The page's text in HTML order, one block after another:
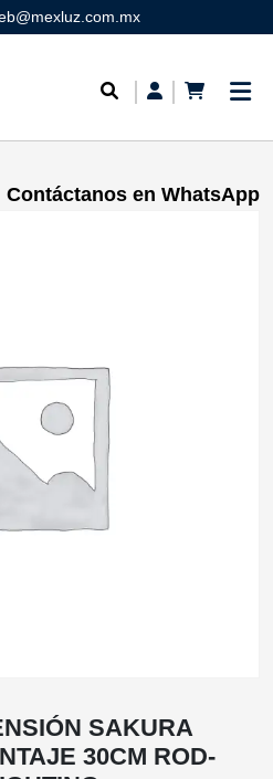
Contáctanos en WhatsApp
SAKURA
30CM ROD-